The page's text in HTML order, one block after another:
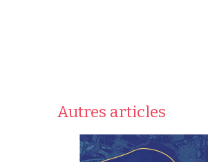
Autres articles